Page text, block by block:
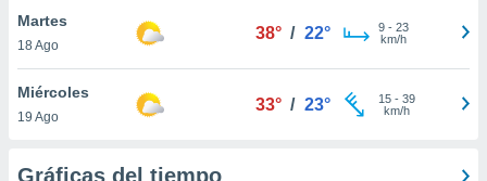
de
traten tus
en
interés
su
Martes
18 Ago
38° / 22° 9- 23
km/h
Miércoles
19 Ago
33° / 23° 15- 39
km/h
Gráficas del tiempo